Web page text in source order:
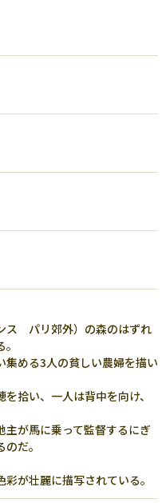
ス パリ郊外）の森のはずれ
集める3人の貧しい農婦を描い
拾い、一人は背中を向け、
が馬に乗って監督するにぎ
だ。
が壮麗に描写されている。